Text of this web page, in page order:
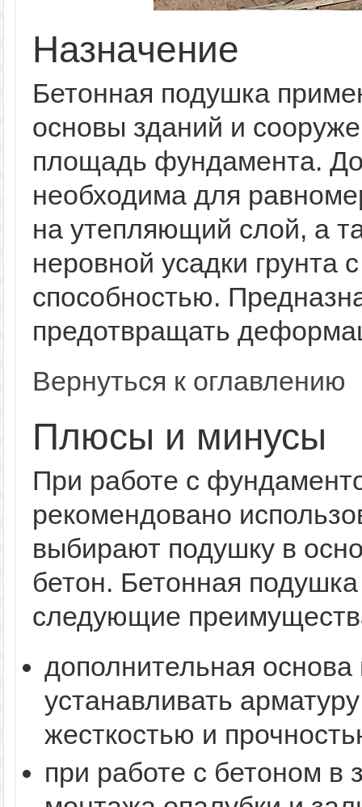
Назначение
Бетонная подушка
основы зданий и
площадь фундамента.
необходима для
на утепляющий слой, а
неровной усадки грунта
способностью.
предотвращать
Вернуться к оглавлению
Плюсы и минусы
При работе с
рекомендовано
выбирают подушку в
бетон. Бетонная
следующие
дополнительная основа
устанавливать
жесткостью и
при работе с бетоном в